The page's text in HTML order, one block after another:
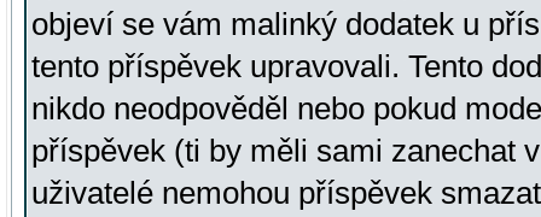
objeví se vám malinký dodatek u
tento příspěvek upravovali. Tento
nikdo neodpověděl nebo pokud
příspěvek (ti by měli sami zanechat
uživatelé nemohou příspěvek